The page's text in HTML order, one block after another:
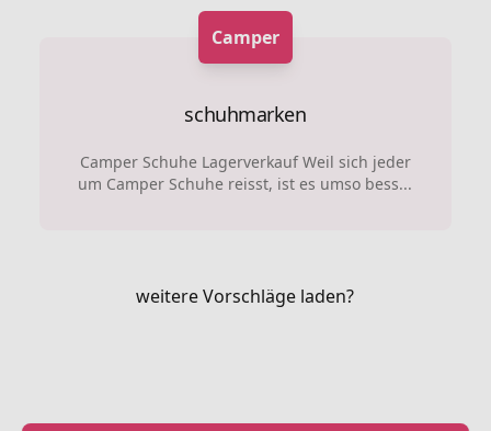
Camper
schuhmarken
Camper Schuhe Lagerverkauf Weil sich jeder
um Camper Schuhe reisst, ist es umso bess...
weitere Vorschläge laden?